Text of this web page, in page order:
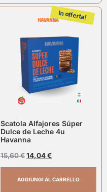
In offerta!
Scatola Alfajores Súper
Dulce de Leche 4u
Havanna
15,60€14,04€
AGGIUNGI AL CARRELLO